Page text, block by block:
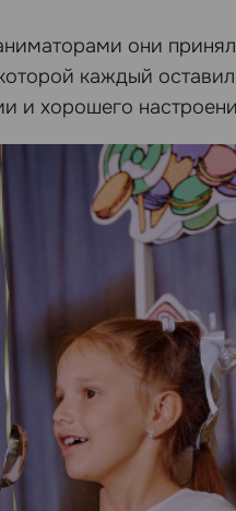
они
каждый
и хорошего